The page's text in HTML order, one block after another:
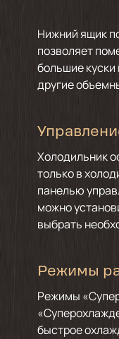
Нижний ящик
позволяет
большие куски
другие
Холодильник
только в
панелью
можно
выбрать
Режимы
Режимы
быстрое